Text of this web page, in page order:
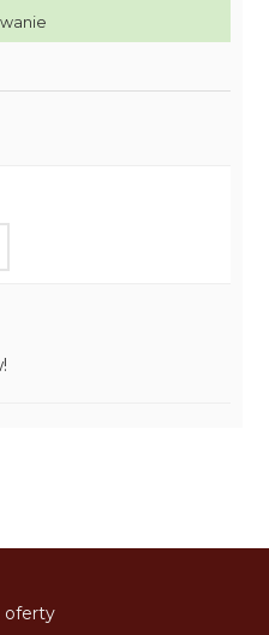
oferty